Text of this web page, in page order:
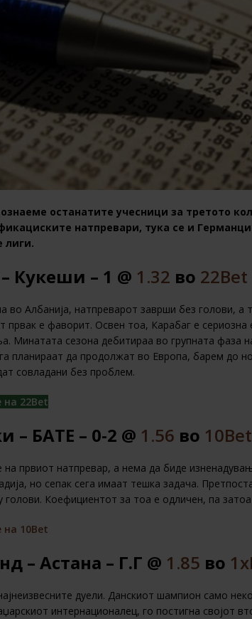
останатите учесници за третото
натпревари, тука се и
лиги.
Кукеши – 1 @ 1.32 во 22Bet
во Албанија, натпреварот заврши без голови, а
првак е фаворит. Освен тоа, Карабаг е сериозна
Минатата сезона дебитираа во групната
планираат да продолжат во Европа, барем до
совладани без проблем.
на 22Bet
– БАТЕ – 0-2 @ 1.56 во 10Bet
првиот натпревар, а нема да биде
но сепак сега имаат тешка задача.
голови. Коефициентот за тоа е одличен, па
на 10Bet
– Астана – Г.Г @ 1.85 во
дуели. Данскиот шампион само
интернационалец, го постигна својот